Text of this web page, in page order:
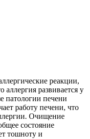
реакции,
развивается у
патологии печени
работу печени, что
Очищение
состояние
тошноту и